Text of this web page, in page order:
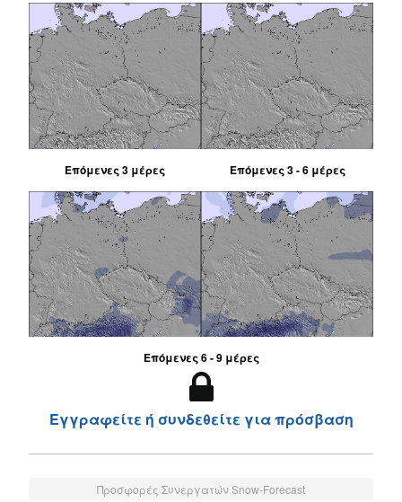
Επόμενες 3 μέρες Επόμενες 3 - 6 μέρες
Επόμενες 6 - 9 μέρες
Εγγραφείτε ή συνδεθείτε για πρόσβαση
Προσφορές Συνεργατών Snow-Forecast